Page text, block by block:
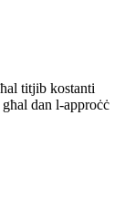
titjib kostanti
dan l-approċċ